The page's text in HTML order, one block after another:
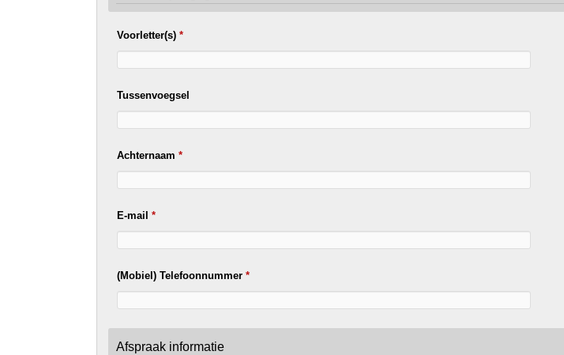
Voorletter(s) *
Tussenvoegsel
Achternaam *
E-mail *
(Mobiel) Telefoonnummer *
Afspraak informatie